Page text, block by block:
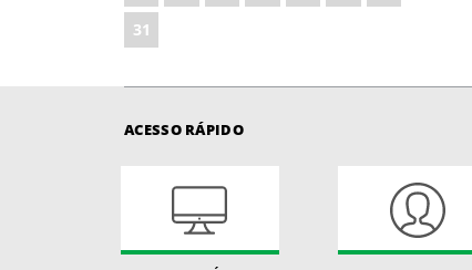
31
ACESSO RÁPIDO